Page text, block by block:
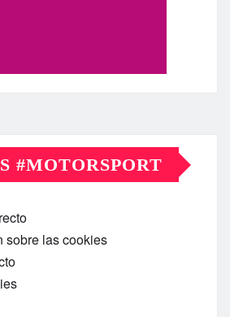
#MOTORSPORT
sobre las cookies